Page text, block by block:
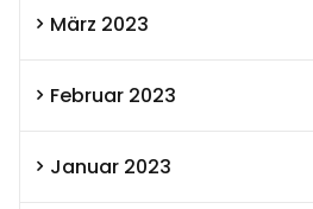
März 2023
Februar 2023
Januar 2023